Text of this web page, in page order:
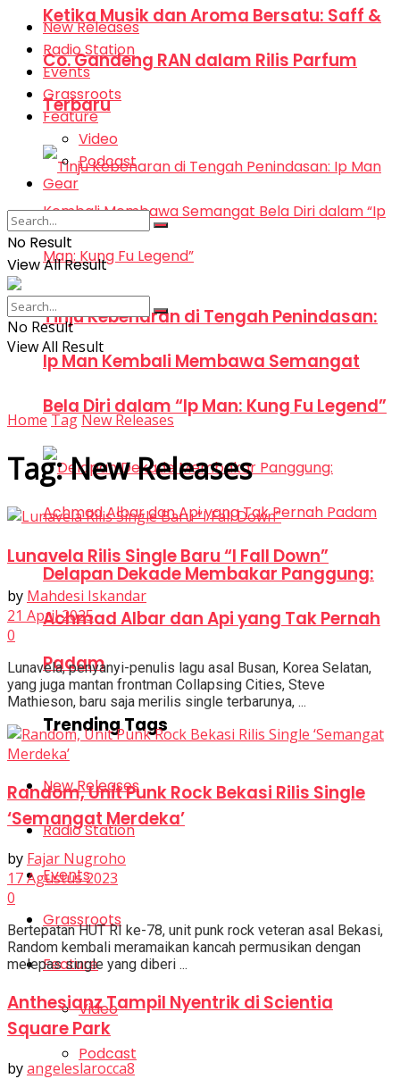
Ketika Musik dan Aroma Bersatu: Saff &
Co. Gandeng RAN dalam Rilis Parfum
Terbaru
Tinju Kebenaran di Tengah Penindasan:
Ip Man Kembali Membawa Semangat
Bela Diri dalam “Ip Man: Kung Fu Legend”
Delapan Dekade Membakar Panggung:
Achmad Albar dan Api yang Tak Pernah
Padam
Trending Tags
New Releases
Radio Station
Events
Grassroots
Feature
Video
Podcast
New Releases
Radio Station
Events
Grassroots
Feature
Video
Podcast
Gear
No Result
View All Result
No Result
View All Result
HomeTagNew Releases
Tag:New Releases
Lunavela Rilis Single Baru “I Fall Down”
by Mahdesi Iskandar
21 April 2025
0
Lunavela, penyanyi-penulis lagu asal Busan, Korea Selatan,
yang juga mantan frontman Collapsing Cities, Steve
Mathieson, baru saja merilis single terbarunya, ...
Random, Unit Punk Rock Bekasi Rilis Single
‘Semangat Merdeka’
by Fajar Nugroho
17 Agustus 2023
0
Bertepatan HUT RI ke-78, unit punk rock veteran asal Bekasi,
Random kembali meramaikan kancah permusikan dengan
melepas single yang diberi ...
Anthesianz Tampil Nyentrik di Scientia
Square Park
byangeleslarocca8